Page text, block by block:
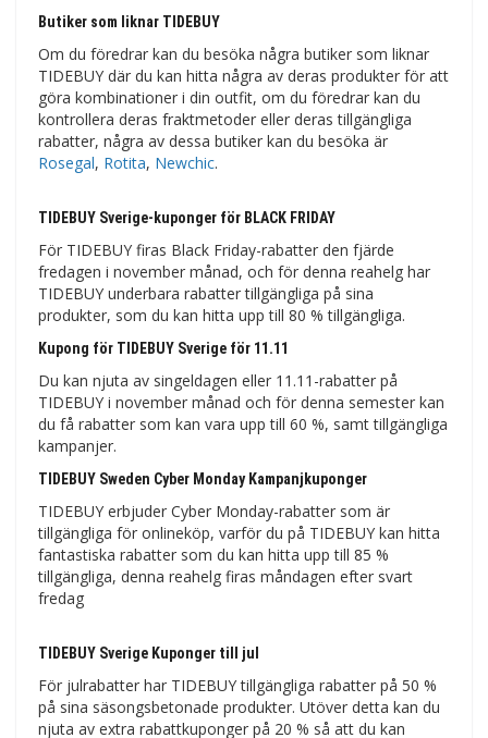
Butiker som liknar TIDEBUY
Om du föredrar kan du besöka några butiker som liknar
TIDEBUY där du kan hitta några av deras produkter för att
göra kombinationer i din outfit, om du föredrar kan du
kontrollera deras fraktmetoder eller deras tillgängliga
rabatter, några av dessa butiker kan du besöka är
Rosegal, Rotita, Newchic.
TIDEBUY Sverige-kuponger för BLACK FRIDAY
För TIDEBUY firas Black Friday-rabatter den fjärde
fredagen i november månad, och för denna reahelg har
TIDEBUY underbara rabatter tillgängliga på sina
produkter, som du kan hitta upp till 80 % tillgängliga.
Kupong för TIDEBUY Sverige för 11.11
Du kan njuta av singeldagen eller 11.11-rabatter på
TIDEBUY i november månad och för denna semester kan
du få rabatter som kan vara upp till 60 %, samt tillgängliga
kampanjer.
TIDEBUY Sweden Cyber ​​​​Monday Kampanjkuponger
TIDEBUY erbjuder Cyber ​​​​Monday-rabatter som är
tillgängliga för onlineköp, varför du på TIDEBUY kan hitta
fantastiska rabatter som du kan hitta upp till 85 %
tillgängliga, denna reahelg firas måndagen efter svart
fredag
TIDEBUY Sverige Kuponger till jul
För julrabatter har TIDEBUY tillgängliga rabatter på 50 %
på sina säsongsbetonade produkter. Utöver detta kan du
njuta av extra rabattkuponger på 20 % så att du kan